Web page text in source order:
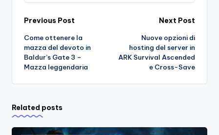
Post
navigation
Previous Post
Come ottenere la
mazza del devoto in
Baldur’s Gate 3 –
Mazza leggendaria
Next Post
Nuove opzioni di
hosting del server in
ARK Survival Ascended
e Cross-Save
Related posts